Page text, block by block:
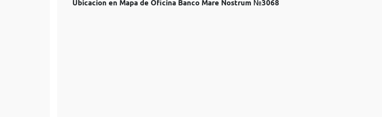
Ubicacion en Mapa de Oficina Banco Mare Nostrum №3068